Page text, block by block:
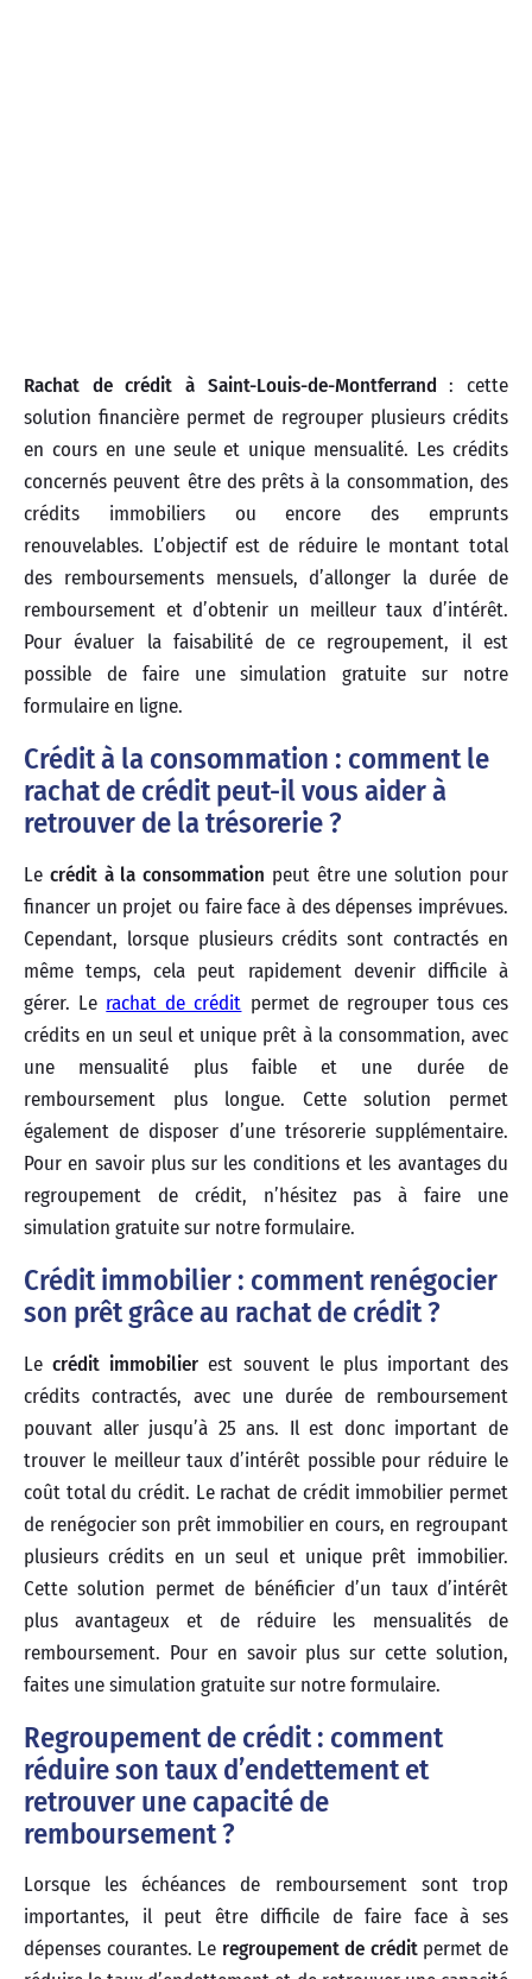
Rachat de crédit à Saint-Louis-de-Montferrand : cette
solution financière permet de regrouper plusieurs crédits
en cours en une seule et unique mensualité. Les crédits
concernés peuvent être des prêts à la consommation, des
crédits immobiliers ou encore des emprunts
renouvelables. L’objectif est de réduire le montant total
des remboursements mensuels, d’allonger la durée de
remboursement et d’obtenir un meilleur taux d’intérêt.
Pour évaluer la faisabilité de ce regroupement, il est
possible de faire une simulation gratuite sur notre
formulaire en ligne.
Crédit à la consommation : comment le
rachat de crédit peut-il vous aider à
retrouver de la trésorerie ?
Le crédit à la consommation peut être une solution pour
financer un projet ou faire face à des dépenses imprévues.
Cependant, lorsque plusieurs crédits sont contractés en
même temps, cela peut rapidement devenir difficile à
gérer. Le rachat de crédit permet de regrouper tous ces
crédits en un seul et unique prêt à la consommation, avec
une mensualité plus faible et une durée de
remboursement plus longue. Cette solution permet
également de disposer d’une trésorerie supplémentaire.
Pour en savoir plus sur les conditions et les avantages du
regroupement de crédit, n’hésitez pas à faire une
simulation gratuite sur notre formulaire.
Crédit immobilier : comment renégocier
son prêt grâce au rachat de crédit ?
Lecrédit immobilier est souvent le plus important des
crédits contractés, avec une durée de remboursement
pouvant aller jusqu’à 25 ans. Il est donc important de
trouver le meilleur taux d’intérêt possible pour réduire le
coût total du crédit. Le rachat de crédit immobilier permet
de renégocier son prêt immobilier en cours, en regroupant
plusieurs crédits en un seul et unique prêt immobilier.
Cette solution permet de bénéficier d’un taux d’intérêt
plus avantageux et de réduire les mensualités de
remboursement. Pour en savoir plus sur cette solution,
faites une simulation gratuite sur notre formulaire.
Regroupement de crédit : comment
réduire son taux d’endettement et
retrouver une capacité de
remboursement ?
Lorsque les échéances de remboursement sont trop
importantes, il peut être difficile de faire face à ses
dépenses courantes. Le regroupement de créditpermet de